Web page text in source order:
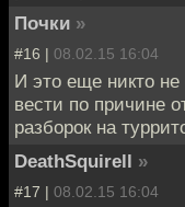
Почки »
#16 | 08.02.15 16:04
И это еще никто
вести по причине
разборок на
DeathSquirell »
#17 | 08.02.15 16:04